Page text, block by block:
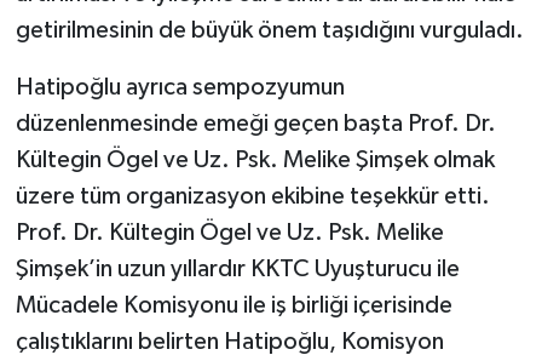
getirilmesinin de büyük önem taşıdığını vurguladı.
Hatipoğlu ayrıca sempozyumun
düzenlenmesinde emeği geçen başta Prof. Dr.
Kültegin Ögel ve Uz. Psk. Melike Şimşek olmak
üzere tüm organizasyon ekibine teşekkür etti.
Prof. Dr. Kültegin Ögel ve Uz. Psk. Melike
Şimşek’in uzun yıllardır KKTC Uyuşturucu ile
Mücadele Komisyonu ile iş birliği içerisinde
çalıştıklarını belirten Hatipoğlu, Komisyon